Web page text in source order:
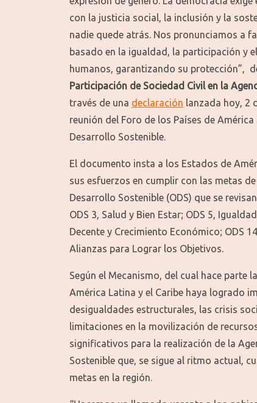
con la justicia social, la inclusión y la
nadie quede atrás. Nos pronunciamos a
basado en la igualdad, la participación y
humanos, garantizando su protección”,
Participación de Sociedad Civil en la
través de una declaración lanzada hoy, 2
reunión del Foro de los Países de
Desarrollo Sostenible.
El documento insta a los Estados de
sus esfuerzos en cumplir con las metas
Desarrollo Sostenible (ODS) que se
ODS 3, Salud y Bien Estar; ODS 5,
Decente y Crecimiento Económico; ODS
Alianzas para Lograr los Objetivos.
Según el Mecanismo, del cual hace parte
América Latina y el Caribe haya logrado
desigualdades estructurales, las crisis
limitaciones en la movilización de
significativos para la realización de la
Sostenible que, se sigue al ritmo actual,
metas en la región.